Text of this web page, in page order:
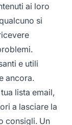
ai loro
si
e utili
ancora.
lista email,
a lasciare la
consigli. Un